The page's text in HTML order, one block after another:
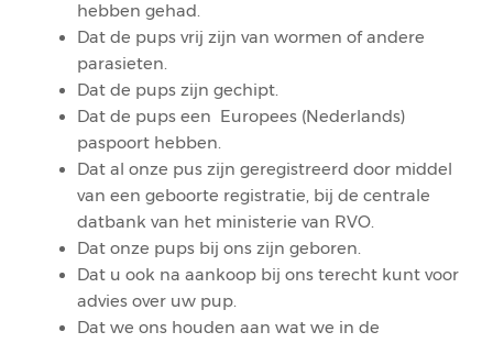
hebben gehad.
Dat de pups vrij zijn van wormen of andere
parasieten.
Dat de pups zijn gechipt.
Dat de pups een Europees (Nederlands)
paspoort hebben.
Dat al onze pus zijn geregistreerd door middel
van een geboorte registratie, bij de centrale
datbank van het ministerie van RVO.
Dat onze pups bij ons zijn geboren.
Dat u ook na aankoop bij ons terecht kunt voor
advies over uw pup.
Dat we ons houden aan wat we in de